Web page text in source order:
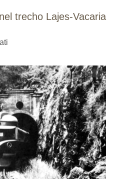
trecho Lajes-Vacaria